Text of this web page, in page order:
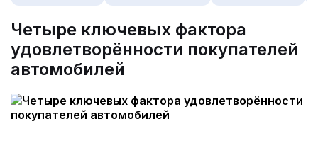
Четыре ключевых фактора
удовлетворённости покупателей
автомобилей